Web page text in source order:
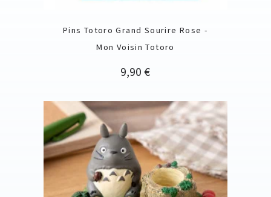
Pins Totoro Grand Sourire Rose -
Mon Voisin Totoro
Prix
9,90 €